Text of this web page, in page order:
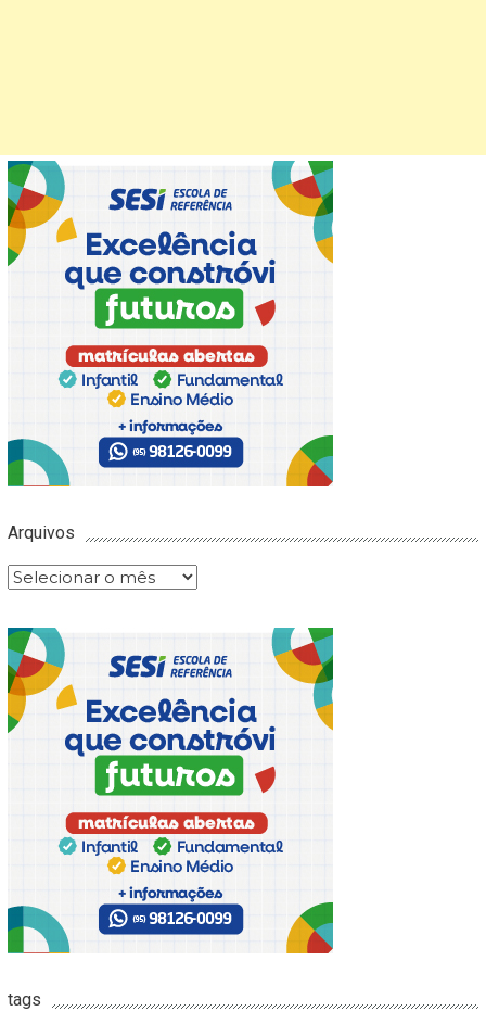
Arquivos
Arquivos
tags